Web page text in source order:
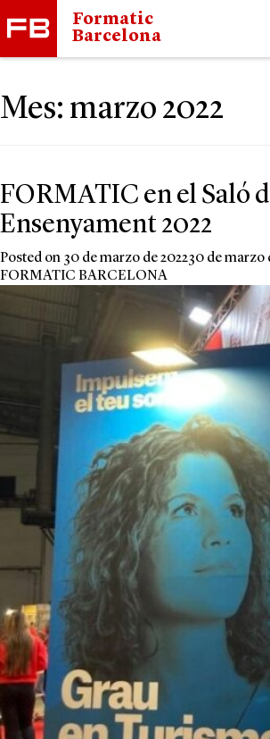
Formatic
Barcelona
Mes: marzo 2022
FORMATIC en el Saló
Ensenyament 2022
Posted on 30 de marzo de 202230 de marzo
FORMATIC BARCELONA